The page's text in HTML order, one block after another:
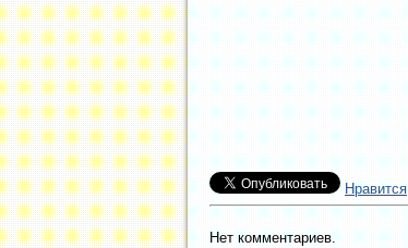
Нравится
Нет комментариев.